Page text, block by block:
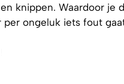
knippen. Waardoor je
per ongeluk iets fout